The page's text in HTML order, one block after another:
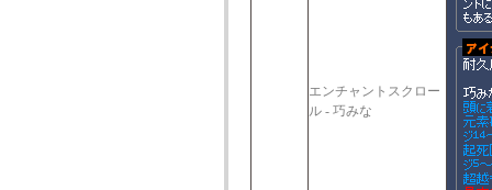
エンチャントスクロー
ル - 巧みな